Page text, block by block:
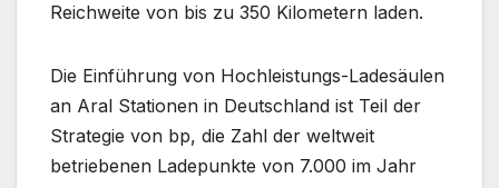
Reichweite von bis zu 350 Kilometern laden.
Die Einführung von Hochleistungs-Ladesäulen
an Aral Stationen in Deutschland ist Teil der
Strategie von bp, die Zahl der weltweit
betriebenen Ladepunkte von 7.000 im Jahr